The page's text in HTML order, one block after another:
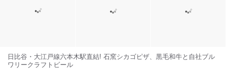
日比谷・大江戸線六本木駅直結! 石窯シカゴピザ、黒毛和牛と自社ブル
ワリークラフトビール